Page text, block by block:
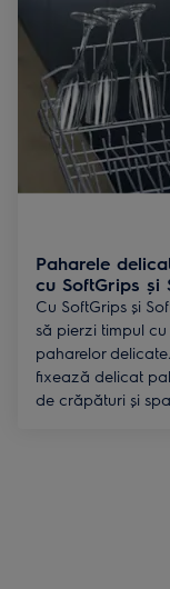
Paharele
cu SoftGrips și
Cu SoftGrips și
să pierzi timpul
paharelor
fixează delicat
de crăpături și